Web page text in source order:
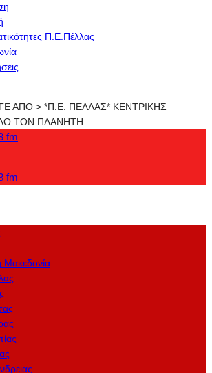
Π.Ε.Πέλλας
ΑΠΟ > *Π.Ε. ΠΕΛΛΑΣ* ΚΕΝΤΡΙΚΗΣ
ΤΟΝ ΠΛΑΝΗΤΗ
Μακεδονία